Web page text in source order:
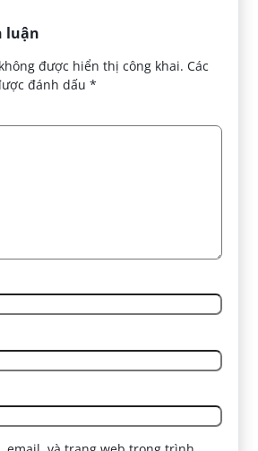
luận
được hiển thị công khai. Các
đánh dấu*